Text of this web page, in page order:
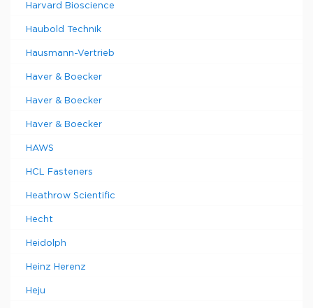
Harvard Bioscience
Haubold Technik
Hausmann-Vertrieb
Haver & Boecker
Haver & Boecker
Haver & Boecker
HAWS
HCL Fasteners
Heathrow Scientific
Hecht
Heidolph
Heinz Herenz
Heju